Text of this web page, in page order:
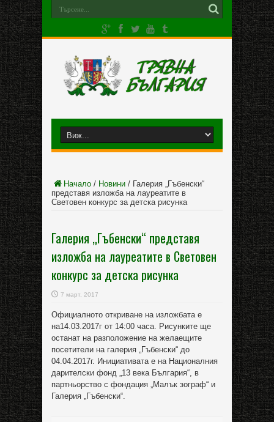
Начало / Новини / Галерия „Гъбенски“
представя изложба на лауреатите в
Световен конкурс за детска рисунка
Галерия „Гъбенски“ представя
изложба на лауреатите в Световен
конкурс за детска рисунка
7 март, 2017
Официалното откриване на изложбата е
на14.03.2017г от 14:00 часа. Рисунките ще
останат на разположение на желаещите
посетители на галерия „Гъбенски“ до
04.04.2017г. Инициативата е на Националния
дарителски фонд „13 века България“, в
партньорство с фондация „Малък зограф“ и
Галерия „Гъбенски“.